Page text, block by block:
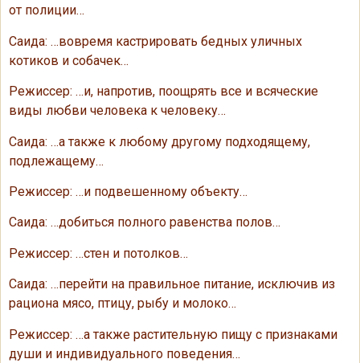
от полиции…
Саида: …вовремя кастрировать бедных уличных
котиков и собачек…
Режиссер: …и, напротив, поощрять все и всяческие
виды любви человека к человеку…
Саида: …а также к любому другому подходящему,
подлежащему…
Режиссер: …и подвешенному объекту…
Саида: …добиться полного равенства полов…
Режиссер: …стен и потолков…
Саида: …перейти на правильное питание, исключив из
рациона мясо, птицу, рыбу и молоко…
Режиссер: …а также растительную пищу с признаками
души и индивидуального поведения…